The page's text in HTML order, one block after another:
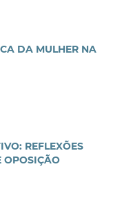
DA MULHER NA
REFLEXÕES
OPOSIÇÃO